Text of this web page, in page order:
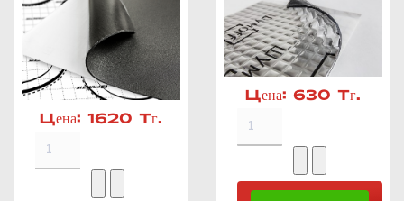
Цена: 1620 Тг.
Цена: 630 Тг.